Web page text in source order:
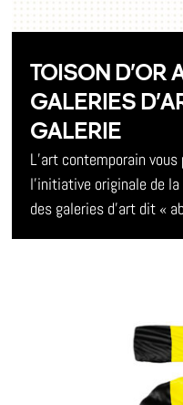
TOISON D’OR
GALERIES
GALERIE
L’art contemporain
l’initiative originale de
des galeries d’art dit «